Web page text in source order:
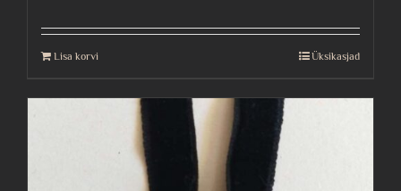
Lisa korvi Üksikasjad